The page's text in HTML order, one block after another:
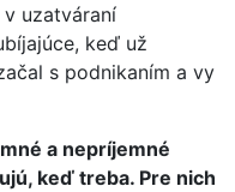
uzatváraní
keď už
s podnikaním a vy
a nepríjemné
keď treba. Pre nich